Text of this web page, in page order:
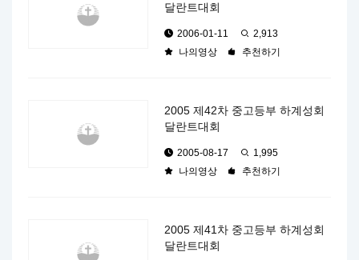
달란트대회
2006-01-11
2,913
나의영상
추천하기
2005 제42차 중고등부 하계성회
달란트대회
2005-08-17
1,995
나의영상
추천하기
2005 제41차 중고등부 하계성회
달란트대회